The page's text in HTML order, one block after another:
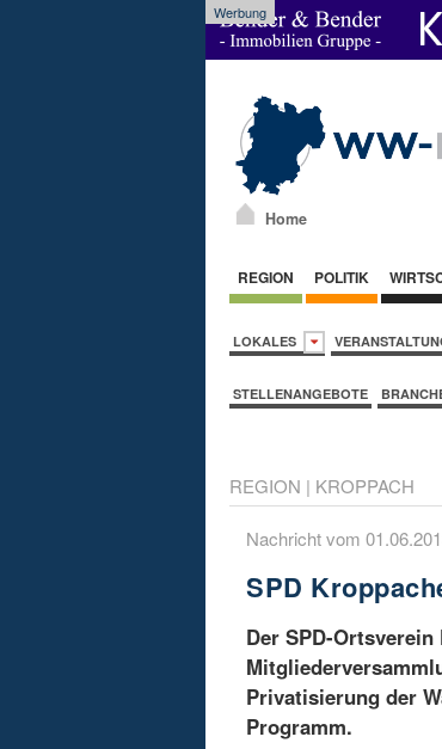
Werbung
Home
REGION POLITIK
LOKALES
STELLENANGEBOTE
REGION | KROPPACH
Nachricht vom
SPD
Der SPD-
Privatisierung der
Programm.